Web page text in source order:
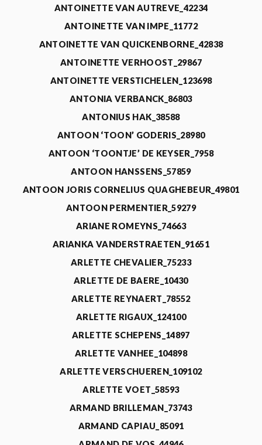
ANTOINETTE VAN AUTREVE_42234
ANTOINETTE VAN IMPE_11772
ANTOINETTE VAN QUICKENBORNE_42838
ANTOINETTE VERHOOST_29867
ANTOINETTE VERSTICHELEN_123698
ANTONIA VERBANCK_86803
ANTONIUS HAK_38588
ANTOON ‘TOON’ GODERIS_28980
ANTOON ‘TOONTJE’ DE KEYSER_7958
ANTOON HANSSENS_57859
ANTOON JORIS CORNELIUS QUAGHEBEUR_49801
ANTOON PERMENTIER_59279
ARIANE ROMEYNS_74663
ARIANKA VANDERSTRAETEN_91651
ARLETTE CHEVALIER_75233
ARLETTE DE BAERE_10430
ARLETTE REYNAERT_78552
ARLETTE RIGAUX_124100
ARLETTE SCHEPENS_14897
ARLETTE VANHEE_104898
ARLETTE VERSCHUEREN_109102
ARLETTE VOET_58593
ARMAND BRILLEMAN_73743
ARMAND CAPIAU_85091